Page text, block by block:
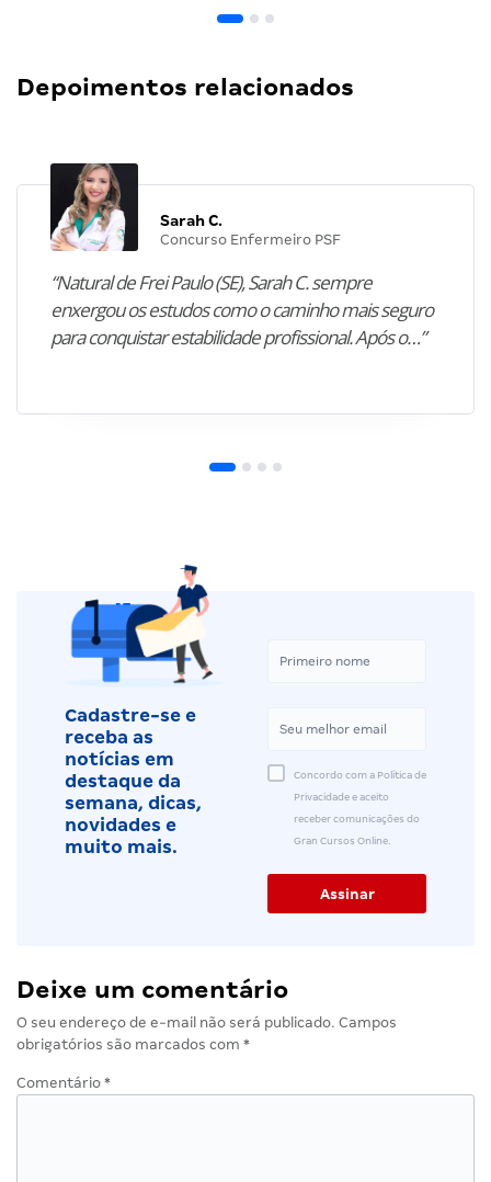
Depoimentos relacionados
Sarah C.
Concurso Enfermeiro PSF
“Natural de Frei Paulo (SE), Sarah C. sempre
enxergou os estudos como o caminho mais seguro
para conquistar estabilidade profissional. Após o…”
Cadastre-se e
receba as
notícias em
destaque da
semana, dicas,
novidades e
muito mais.
Concordo com a Política de
Privacidade e aceito
receber comunicações do
Gran Cursos Online.
Deixe um comentário
O seu endereço de e-mail não será publicado. Campos
obrigatórios são marcados com *
Comentário *